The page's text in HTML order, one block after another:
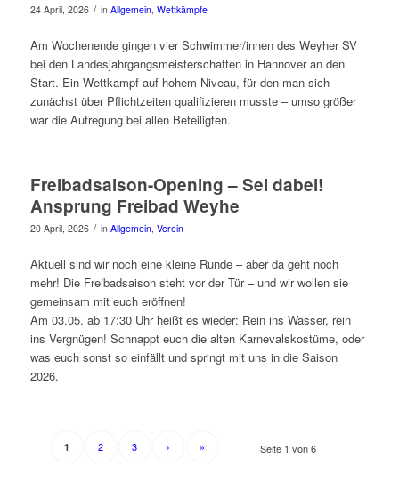
24 April, 2026 / in Allgemein, Wettkämpfe
Am Wochenende gingen vier Schwimmer/innen des Weyher SV
bei den Landesjahrgangsmeisterschaften in Hannover an den
Start. Ein Wettkampf auf hohem Niveau, für den man sich
zunächst über Pflichtzeiten qualifizieren musste – umso größer
war die Aufregung bei allen Beteiligten.
Freibadsaison-Opening – Sei dabei!
Ansprung Freibad Weyhe
20 April, 2026 / in Allgemein, Verein
Aktuell sind wir noch eine kleine Runde – aber da geht noch
mehr! Die Freibadsaison steht vor der Tür – und wir wollen sie
gemeinsam mit euch eröffnen!
Am 03.05. ab 17:30 Uhr heißt es wieder: Rein ins Wasser, rein
ins Vergnügen! Schnappt euch die alten Karnevalskostüme, oder
was euch sonst so einfällt und springt mit uns in die Saison
2026.
Seite 1 von 6
1 2 3 › »